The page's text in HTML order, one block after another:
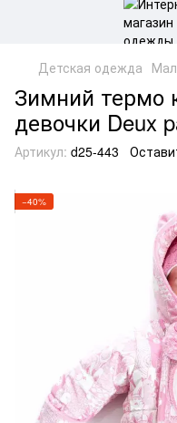
Детская одежда
Зимний термо
девочки Deux
Артикул: d25-443
−40%